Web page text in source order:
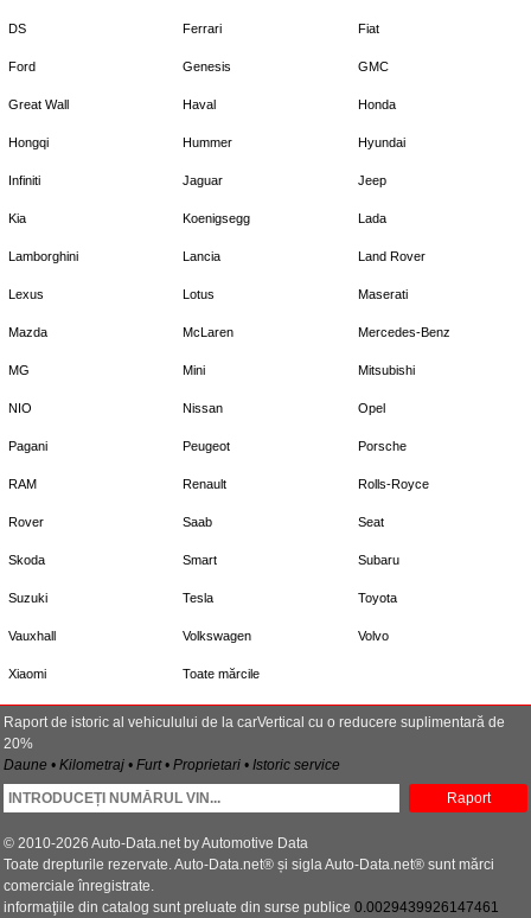
DS Ferrari Fiat
Ford Genesis GMC
Great Wall Haval Honda
Hongqi Hummer Hyundai
Infiniti Jaguar Jeep
Kia Koenigsegg Lada
Lamborghini Lancia Land Rover
Lexus Lotus Maserati
Mazda McLaren Mercedes-Benz
MG Mini Mitsubishi
NIO Nissan Opel
Pagani Peugeot Porsche
RAM Renault Rolls-Royce
Rover Saab Seat
Skoda Smart Subaru
Suzuki Tesla Toyota
Vauxhall Volkswagen Volvo
Xiaomi Toate mărcile
Raport de istoric al vehiculului de la carVertical cu o reducere suplimentară de
20%
Daune • Kilometraj • Furt • Proprietari • Istoric service
Raport
© 2010-2026 Auto-Data.net by Automotive Data
Toate drepturile rezervate. Auto-Data.net® și sigla Auto-Data.net® sunt mărci
comerciale înregistrate.
informaţiile din catalog sunt preluate din surse publice 0.0029439926147461